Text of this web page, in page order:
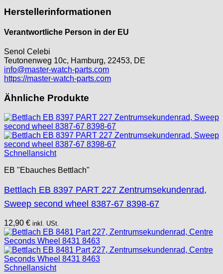
Lorsa
MST Roamer
ORC
Osco
Otero
Peseux
PUW
ST "Standard "
Tissot
Unitas
Herstellerinformationen
Verantwortliche Person in der EU
Senol Celebi
Teutonenweg 10c, Hamburg, 22453, DE
info@master-watch-parts.com
https://master-watch-parts.com
Ähnliche Produkte
Schnellansicht
EB "Ebauches Bettlach"
Bettlach EB 8397 PART 227 Zentrumsekundenrad,
Sweep second wheel 8387-67 8398-67
12,90 € inkl. USt.
Schnellansicht